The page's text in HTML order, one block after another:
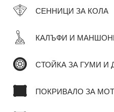
СЕННИЦИ ЗА КОЛА
КАЛЪФИ И
СТОЙКА ЗА ГУМИ И
ПОКРИВАЛО ЗА